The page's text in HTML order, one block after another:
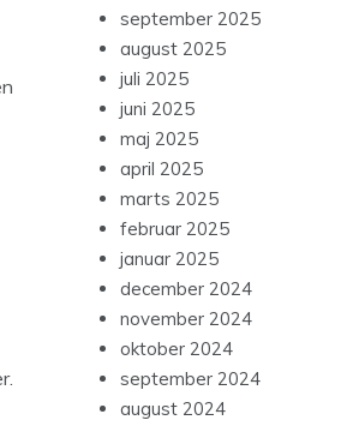
september 2025
august 2025
juli 2025
juni 2025
maj 2025
april 2025
marts 2025
februar 2025
januar 2025
december 2024
november 2024
oktober 2024
september 2024
august 2024